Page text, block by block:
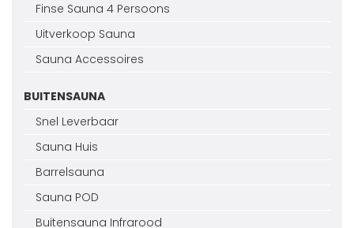
Finse Sauna 4 Persoons
Uitverkoop Sauna
Sauna Accessoires
BUITENSAUNA
Snel Leverbaar
Sauna Huis
Barrelsauna
Sauna POD
Buitensauna Infrarood